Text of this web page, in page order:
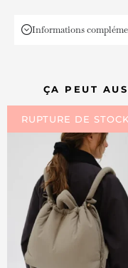
Informations
ÇA PEUT